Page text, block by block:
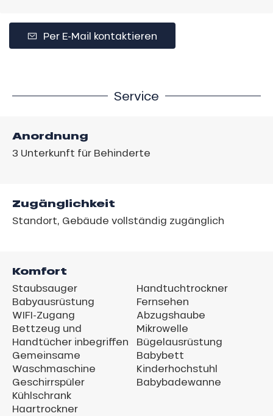
Per E-Mail kontaktieren
Service
Anordnung
3 Unterkunft für Behinderte
Zugänglichkeit
Standort, Gebäude vollständig zugänglich
Komfort
Staubsauger
Babyausrüstung
WIFI-Zugang
Bettzeug und
Handtücher inbegriffen
Gemeinsame
Waschmaschine
Geschirrspüler
Kühlschrank
Haartrockner
Handtuchtrockner
Fernsehen
Abzugshaube
Mikrowelle
Bügelausrüstung
Babybett
Kinderhochstuhl
Babybadewanne